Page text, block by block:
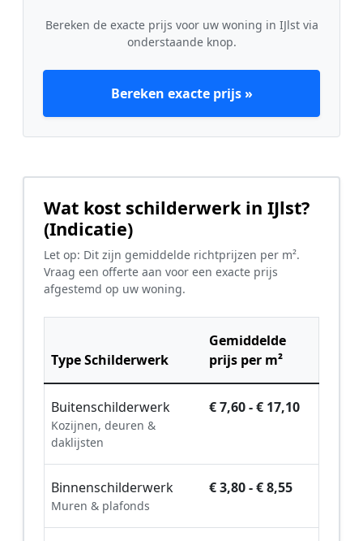
Bereken de exacte prijs voor uw woning in IJlst via
onderstaande knop.
Bereken exacte prijs »
Wat kost schilderwerk in IJlst?
(Indicatie)
Let op: Dit zijn gemiddelde richtprijzen per m².
Vraag een offerte aan voor een exacte prijs
afgestemd op uw woning.
Type Schilderwerk
Gemiddelde
prijs per m²
Buitenschilderwerk
Kozijnen, deuren &
daklijsten
€ 7,60 - € 17,10
Binnenschilderwerk
Muren & plafonds
€ 3,80 - € 8,55